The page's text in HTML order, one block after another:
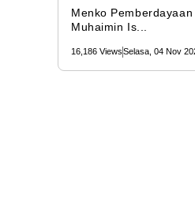
Menko
Muhaimin Is...
16,186 ViewsSelasa, 04 Nov